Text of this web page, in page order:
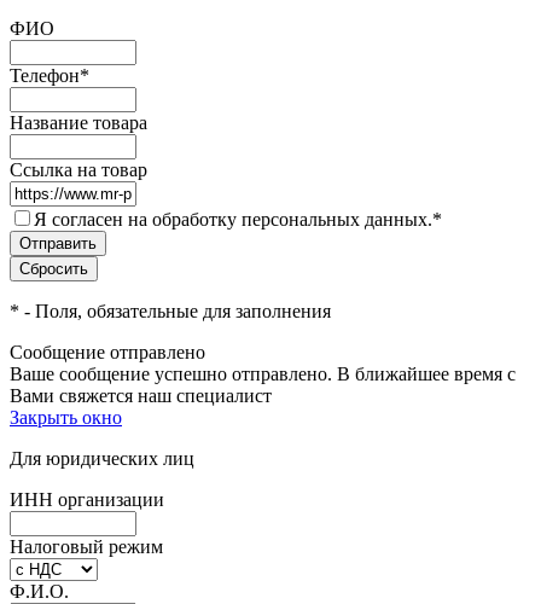
ФИО
Телефон*
Название товара
Ссылка на товар
Я согласен на обработку персональных данных.*
* - Поля, обязательные для заполнения
Сообщение отправлено
Ваше сообщение успешно отправлено. В ближайшее время с
Вами свяжется наш специалист
Закрыть окно
Для юридических лиц
ИНН организации
Налоговый режим
Ф.И.О.